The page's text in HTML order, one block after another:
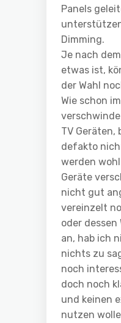
Panels
Dimming.
Je nach
etwas ist,
der Wahl
Wie schon
TV Geräten,
defakto
werden
Geräte
nicht gut
vereinzelt
oder
an, hab ich
nichts zu
noch
doch noch
und keinen
nutzen